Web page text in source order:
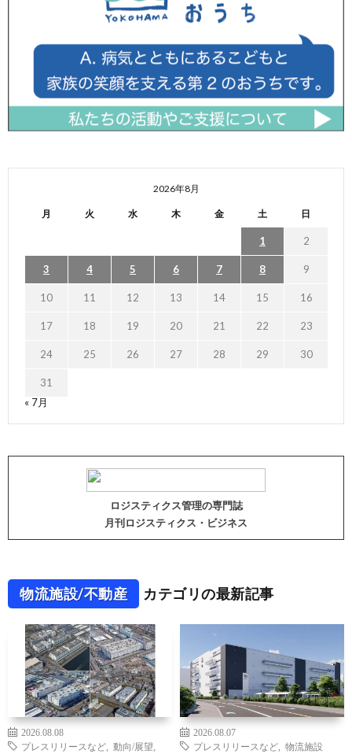
2026年8月
月 火 水 木 金 土 日
1 2
3 4 5 6 7 8 9
10 11 12 13 14 15 16
17 18 19 20 21 22 23
24 25 26 27 28 29 30
31
« 7月
ロジスティクス管理の専門誌
月刊ロジスティクス・ビジネス
物流施設/不動産 カテゴリの最新記事
2026.08.08
プレスリリースなど
動向/展望
2026.08.07
プレスリリースなど
物流施設